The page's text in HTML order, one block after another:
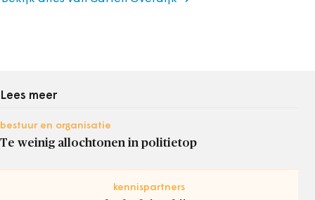
Lees meer
bestuur en organisatie
Te weinig allochtonen in politietop
kennispartners